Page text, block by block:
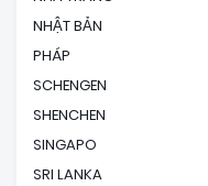
NHẬT BẢN
PHÁP
SCHENGEN
SHENCHEN
SINGAPO
SRI LANKA